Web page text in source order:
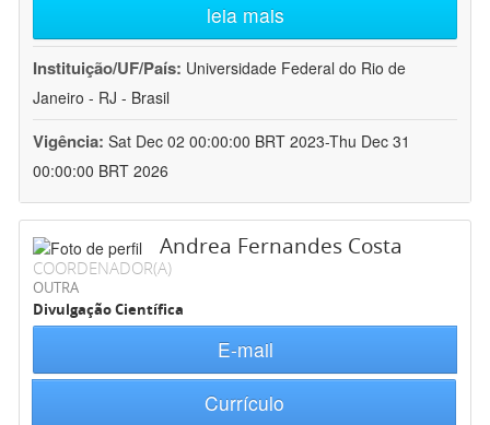
leia mais
Instituição/UF/País: Universidade Federal do Rio de
Janeiro - RJ - Brasil
Vigência: Sat Dec 02 00:00:00 BRT 2023-Thu Dec 31
00:00:00 BRT 2026
Andrea Fernandes Costa
COORDENADOR(A)
OUTRA
Divulgação Científica
E-mail
Currículo